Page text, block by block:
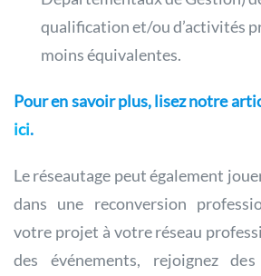
qualification et/ou d’activités
moins équivalentes.
Pour en savoir plus, lisez notre
ici.
Le réseautage peut également
dans une reconversion
votre projet à votre réseau
des événements, rejoignez